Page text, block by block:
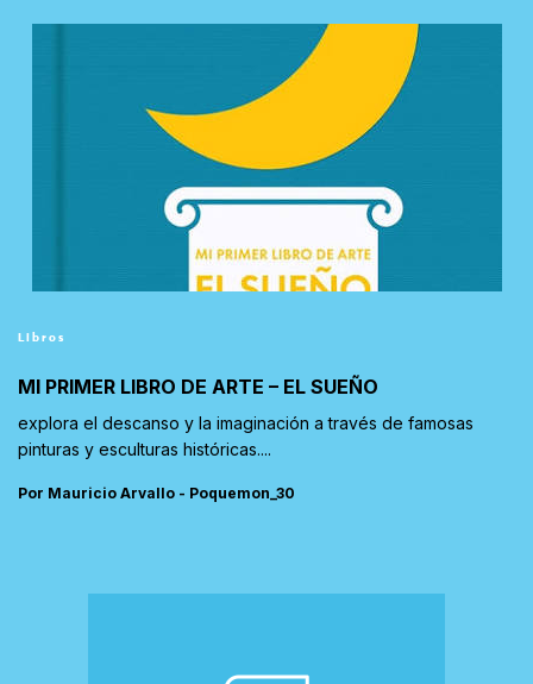
Libros
MI PRIMER LIBRO DE ARTE – EL SUEÑO
explora el descanso y la imaginación a través de famosas
pinturas y esculturas históricas....
Por Mauricio Arvallo - Poquemon_30